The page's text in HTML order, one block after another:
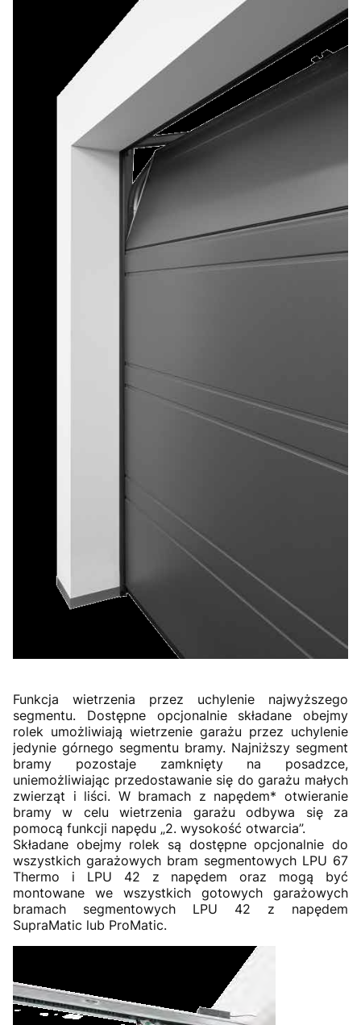
Funkcja wietrzenia przez uchylenie najwyższego
segmentu. Dostępne opcjonalnie składane obejmy
rolek umożliwiają wietrzenie garażu przez uchylenie
jedynie górnego segmentu bramy. Najniższy segment
bramy pozostaje zamknięty na posadzce,
uniemożliwiając przedostawanie się do garażu małych
zwierząt i liści. W bramach z napędem* otwieranie
bramy w celu wietrzenia garażu odbywa się za
pomocą funkcji napędu „2. wysokość otwarcia”.
Składane obejmy rolek są dostępne opcjonalnie do
wszystkich garażowych bram segmentowych LPU 67
Thermo i LPU 42 z napędem oraz mogą być
montowane we wszystkich gotowych garażowych
bramach segmentowych LPU 42 z napędem
SupraMatic lub ProMatic.